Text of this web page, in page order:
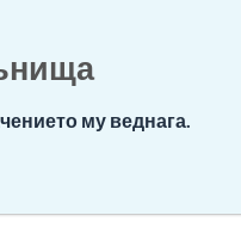
му веднага.